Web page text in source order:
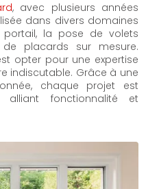
, avec plusieurs années
dans divers domaines
la pose de volets
placards sur mesure.
opter pour une expertise
indiscutable. Grâce à une
chaque projet est
alliant fonctionnalité et